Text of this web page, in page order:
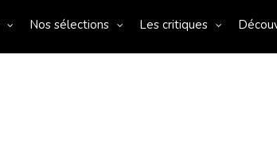
Nos sélections Les critiques